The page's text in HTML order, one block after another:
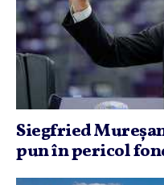
Siegfried Mureşan
pun în pericol